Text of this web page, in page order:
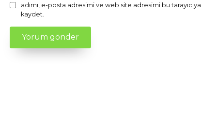
adımı, e-posta adresimi ve web site adresimi bu tarayıcıya
kaydet.